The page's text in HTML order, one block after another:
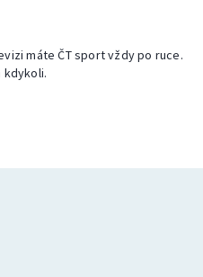
máte ČT sport vždy po ruce.
kdykoli.